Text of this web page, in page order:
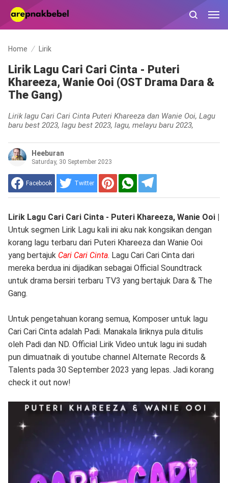
Home Lirik
Lirik Lagu Cari Cari Cinta - Puteri
Khareeza, Wanie Ooi (OST Drama Dara &
The Gang)
Lirik lagu Cari Cari Cinta Puteri Khareeza dan Wanie Ooi, Lagu
baru best 2023, lagu best 2023, lagu, melayu baru 2023,
Heeburan
Saturday, 30 September 2023
Facebook Twitter
Lirik Lagu Cari Cari Cinta - Puteri Khareeza, Wanie Ooi |
Untuk segmen Lirik Lagu kali ini aku nak kongsikan dengan
korang lagu terbaru dari Puteri Khareeza dan Wanie Ooi
yang bertajuk Cari Cari Cinta. Lagu Cari Cari Cinta dari
mereka berdua ini dijadikan sebagai Official Soundtrack
untuk drama bersiri terbaru TV3 yang bertajuk Dara & The
Gang.
Untuk pengetahuan korang semua, Komposer untuk lagu
Cari Cari Cinta adalah Padi. Manakala liriknya pula ditulis
oleh Padi dan ND. Official Lirik Video untuk lagu ini sudah
pun dimuatnaik di youtube channel Alternate Records &
Talents pada 30 September 2023 yang lepas. Jadi korang
check it out now!